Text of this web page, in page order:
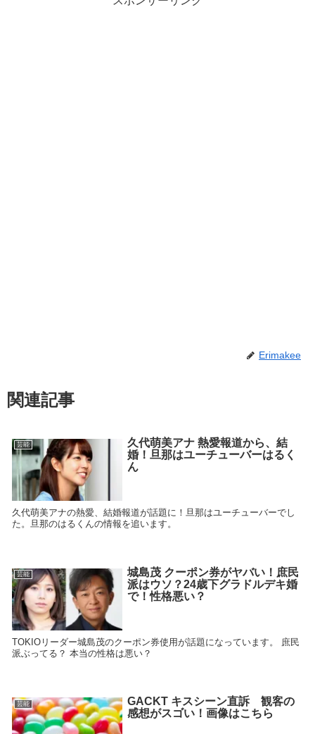
Erimakee
関連記事
芸能
久代萌美アナ 熱愛報道から、結
婚！旦那はユーチューバーはるく
ん
久代萌美アナの熱愛、結婚報道が話題に！旦那はユーチューバーでし
た。旦那のはるくんの情報を追います。
芸能
城島茂 クーポン券がヤバい！庶民
派はウソ？24歳下グラドルデキ婚
で！性格悪い？
TOKIOリーダー城島茂のクーポン券使用が話題になっています。 庶民
派ぶってる？ 本当の性格は悪い？
芸能
GACKT キスシーン直訴 観客の
感想がスゴい！画像はこちら